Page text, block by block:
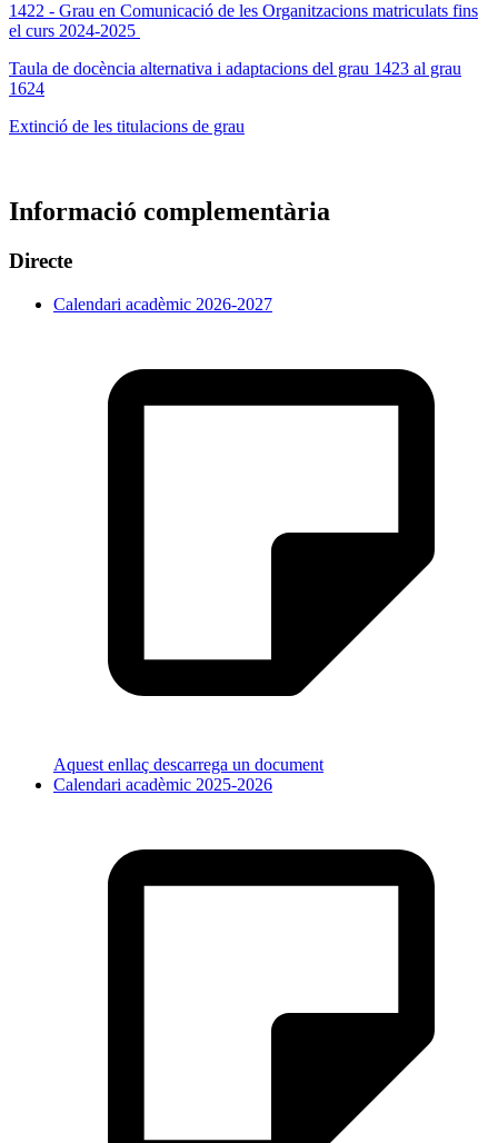
1422 - Grau en Comunicació de les Organitzacions matriculats fins
el curs 2024-2025
Taula de docència alternativa i adaptacions del grau 1423 al grau
1624
Extinció de les titulacions de grau
Informació complementària
Directe
Calendari acadèmic 2026-2027
Aquest enllaç descarrega un document
Calendari acadèmic 2025-2026